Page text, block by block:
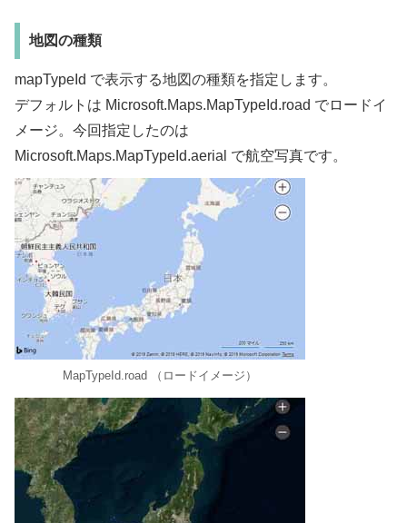
地図の種類
mapTypeId で表示する地図の種類を指定します。
デフォルトは Microsoft.Maps.MapTypeId.road でロードイ
メージ。今回指定したのは
Microsoft.Maps.MapTypeId.aerial で航空写真です。
MapTypeId.road （ロードイメージ）